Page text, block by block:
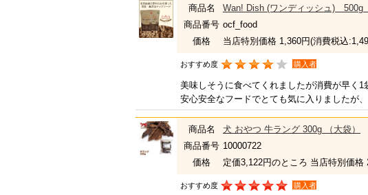
商品名
Wan! Dish (ワンディッシュ) 500g
商品番号 ocf_food
価格
当店特別価格 1,360円(消費税込
おすすめ度 購入者
美味しそうに食べてくれましたが消費が早く1
安心安全なフードでとても気に入りましたが
商品名
犬 おやつ 牛ラング 300g （大袋）
商品番号 10000722
価格
定価3,122円のところ 当店特別価格
おすすめ度 購入者